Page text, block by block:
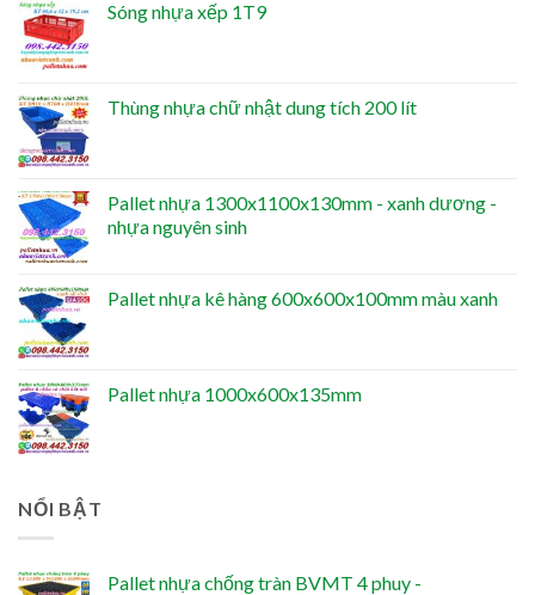
Sóng nhựa xếp 1T9
Thùng nhựa chữ nhật dung tích 200 lít
Pallet nhựa 1300x1100x130mm - xanh dương -
nhựa nguyên sinh
Pallet nhựa kê hàng 600x600x100mm màu xanh
Pallet nhựa 1000x600x135mm
NỔI BẬT
Pallet nhựa chống tràn BVMT 4 phuy -